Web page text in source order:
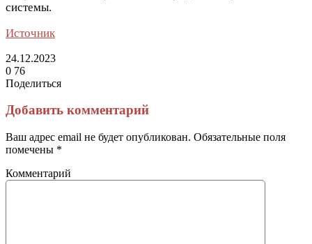
системы.
Источник
24.12.2023
0 76
Поделиться
через
электронную
почту
Добавить комментарий
Ваш адрес email не будет опубликован. Обязательные поля
помечены *
Комментарий